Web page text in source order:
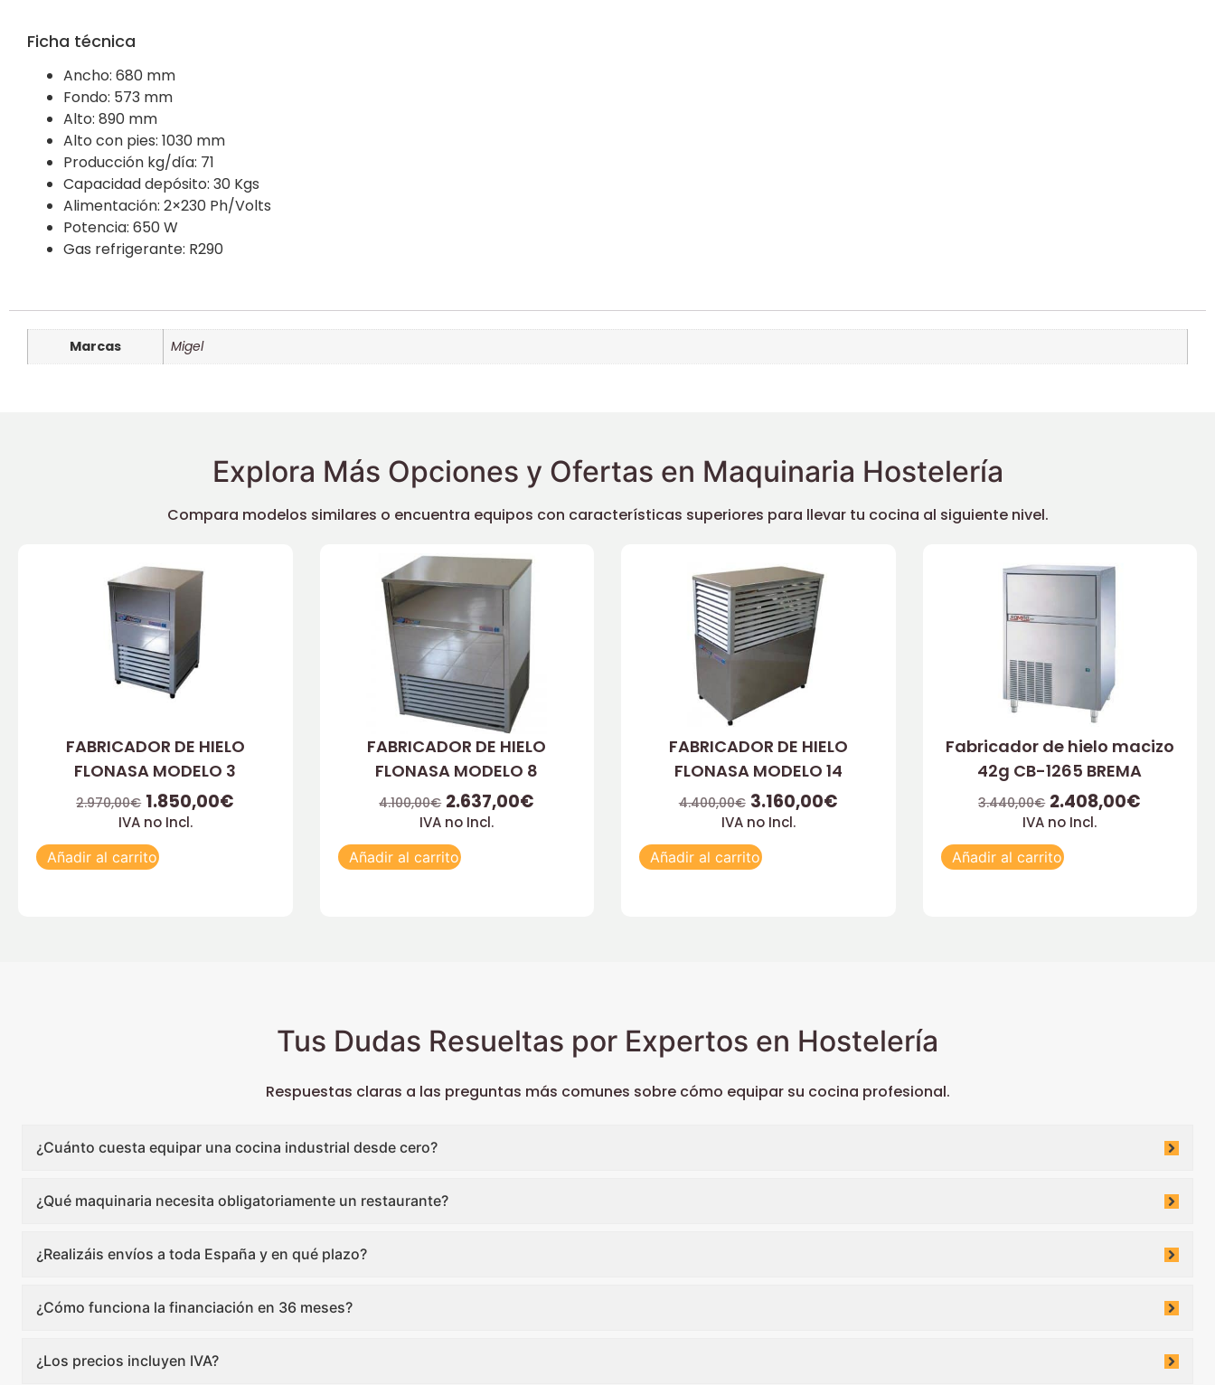
Ficha técnica
Ancho: 680 mm
Fondo: 573 mm
Alto: 890 mm
Alto con pies: 1030 mm
Producción kg/día: 71
Capacidad depósito: 30 Kgs
Alimentación: 2×230 Ph/Volts
Potencia: 650 W
Gas refrigerante: R290
Marcas Migel
Explora Más Opciones y Ofertas en Maquinaria Hostelería
Compara modelos similares o encuentra equipos con características superiores para llevar tu cocina al siguiente nivel.
FABRICADOR DE HIELO
FLONASA MODELO 3
2.970,00€ 1.850,00€
IVA no Incl.
Añadir al carrito
FABRICADOR DE HIELO
FLONASA MODELO 8
4.100,00€ 2.637,00€
IVA no Incl.
Añadir al carrito
FABRICADOR DE HIELO
FLONASA MODELO 14
4.400,00€ 3.160,00€
IVA no Incl.
Añadir al carrito
Fabricador de hielo macizo
42g CB-1265 BREMA
3.440,00€ 2.408,00€
IVA no Incl.
Añadir al carrito
Tus Dudas Resueltas por Expertos en Hostelería
Respuestas claras a las preguntas más comunes sobre cómo equipar su cocina profesional.
¿Cuánto cuesta equipar una cocina industrial desde cero?
¿Qué maquinaria necesita obligatoriamente un restaurante?
¿Realizáis envíos a toda España y en qué plazo?
¿Cómo funciona la financiación en 36 meses?
¿Los precios incluyen IVA?